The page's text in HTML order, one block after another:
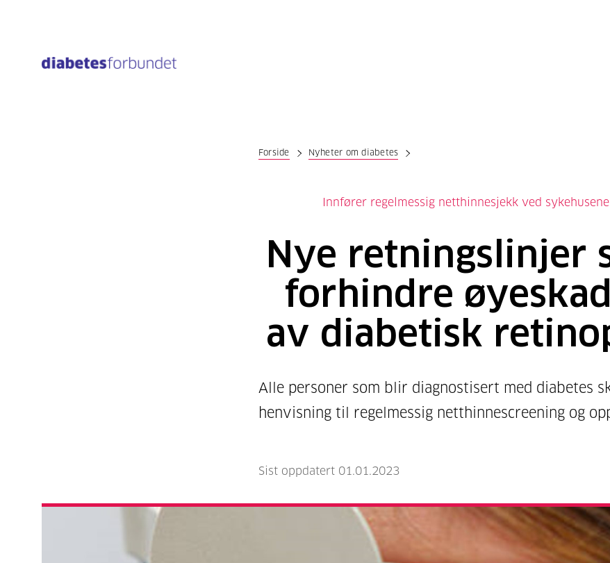
Forside Nyheter om diabetes
Innfører regelmessig netthinnesjekk ved
Nye retningslinjer
forhindre
av diabetisk
Alle personer som blir diagnostisert med diabetes
henvisning til regelmessig netthinnescreening og
Sist oppdatert 01.01.2023